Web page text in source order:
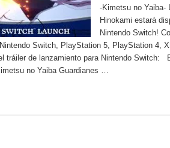
-Kimetsu no Yaiba-
Hinokami estará
Nintendo Switch!
Switch, PlayStation 5, PlayStation 4,
tráiler de lanzamiento para Nintendo Switch:
no Yaiba Guardianes …